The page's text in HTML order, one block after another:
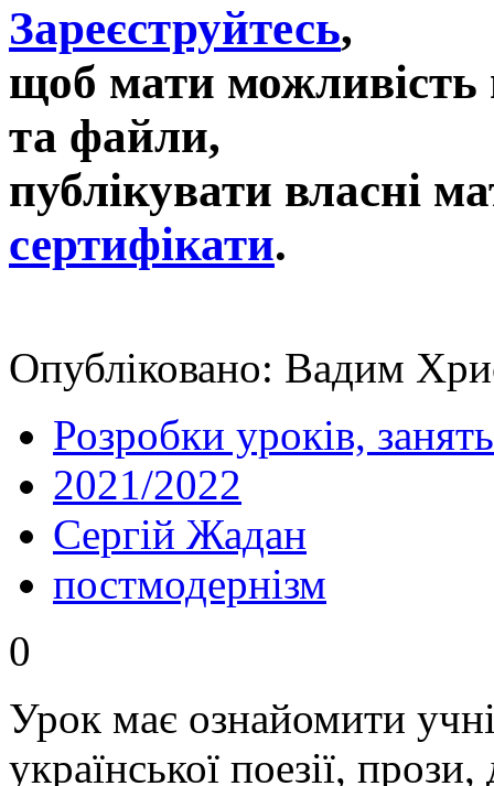
Зареєструйтесь,
щоб мати можливість
та файли,
публікувати власні
сертифікати.
Опубліковано: Вадим
Розробки уроків, занять
2021/2022
Сергій Жадан
постмодернізм
0
Урок має ознайомити
української поезії,